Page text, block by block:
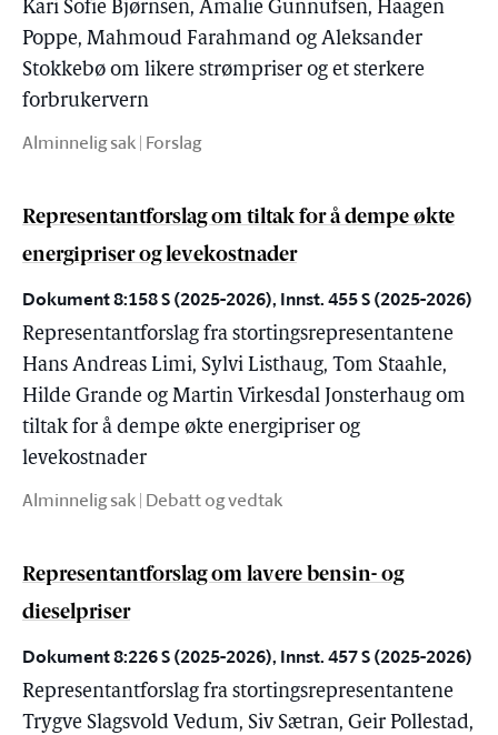
Kari Sofie Bjørnsen, Amalie Gunnufsen, Haagen
Poppe, Mahmoud Farahmand og Aleksander
Stokkebø om likere strømpriser og et sterkere
forbrukervern
Alminnelig sak | Forslag
Representantforslag om tiltak for å dempe økte
energipriser og levekostnader
Dokument 8:158 S (2025-2026), Innst. 455 S (2025-2026)
Representantforslag fra stortingsrepresentantene
Hans Andreas Limi, Sylvi Listhaug, Tom Staahle,
Hilde Grande og Martin Virkesdal Jonsterhaug om
tiltak for å dempe økte energipriser og
levekostnader
Alminnelig sak | Debatt og vedtak
Representantforslag om lavere bensin- og
dieselpriser
Dokument 8:226 S (2025-2026), Innst. 457 S (2025-2026)
Representantforslag fra stortingsrepresentantene
Trygve Slagsvold Vedum, Siv Sætran, Geir Pollestad,